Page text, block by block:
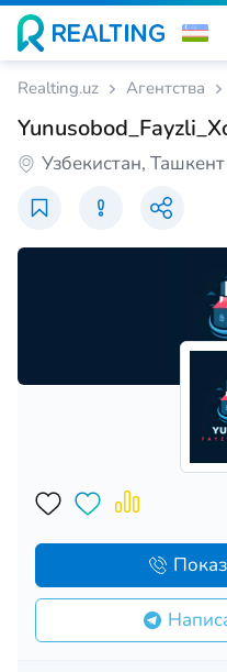
Realting.uz Агентства
Узбекистан, Ташкент